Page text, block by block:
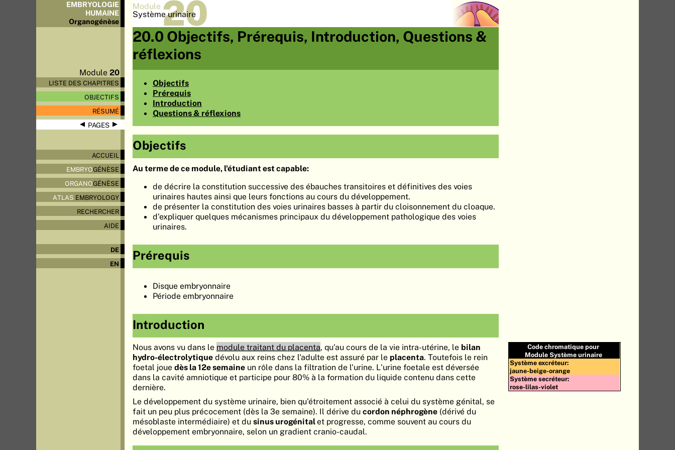
EMBRYOLOGIE
HUMAINE
Organogénèse
Module20
LISTE DES CHAPITRES
OBJECTIFS
RÉSUMÉ
◀ PAGES▶
ACCUEIL
EMBRYOGÉNÈSE
ORGANOGÉNÈSE
ATLAS EMBRYOLOGY
RECHERCHER
AIDE
DE
EN
Module 20
Système urinaire
20.0 Objectifs, Prérequis, Introduction, Questions &
réflexions
Objectifs
Prérequis
Introduction
Questions & réflexions
Objectifs
Au terme de ce module, l'étudiant est capable:
de décrire la constitution successive des ébauches transitoires et définitives des voies
urinaires hautes ainsi que leurs fonctions au cours du développement.
de présenter la constitution des voies urinaires basses à partir du cloisonnement du cloaque.
d'expliquer quelques mécanismes principaux du développement pathologique des voies
urinaires.
Prérequis
Disque embryonnaire
Période embryonnaire
Introduction
Nous avons vu dans le module traitant du placenta, qu'au cours de la vie intra-utérine, le bilan
hydro-électrolytique dévolu aux reins chez l'adulte est assuré par le placenta. Toutefois le rein
foetal joue dès la 12e semaine un rôle dans la filtration de l'urine. L'urine foetale est déversée
dans la cavité amniotique et participe pour 80% à la formation du liquide contenu dans cette
dernière.
Le développement du système urinaire, bien qu'étroitement associé à celui du système génital, se
fait un peu plus précocement (dès la 3e semaine). Il dérive du cordon néphrogène (dérivé du
mésoblaste intermédiaire) et du sinus urogénitalet progresse, comme souvent au cours du
développement embryonnaire, selon un gradient cranio-caudal.
Code chromatique pour
Module Système urinaire
Système excréteur:
jaune-beige-orange
Système secréteur:
rose-lilas-violet